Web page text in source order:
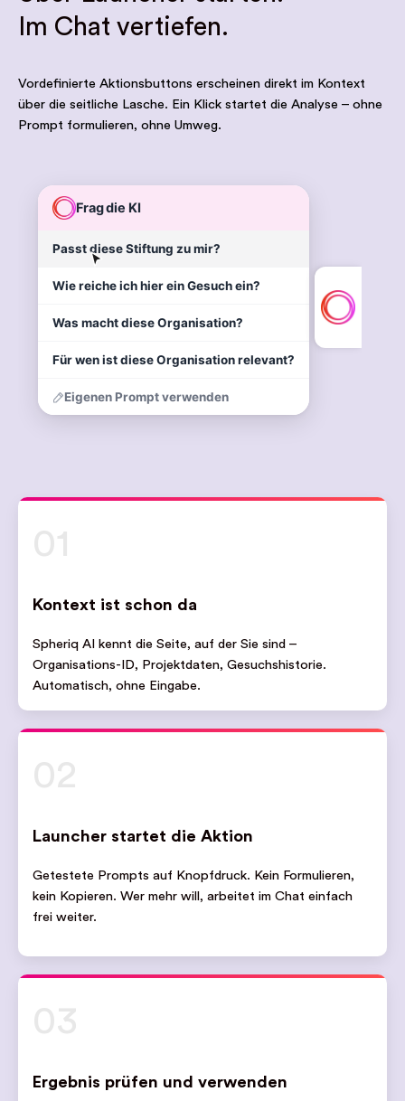
Im Chat vertiefen.
Vordefinierte Aktionsbuttons erscheinen direkt im Kontext
über die seitliche Lasche. Ein Klick startet die Analyse – ohne
Prompt formulieren, ohne Umweg.
Kontext ist schon da
Spheriq AI kennt die Seite, auf der Sie sind –
Organisations-ID, Projektdaten, Gesuchshistorie.
Automatisch, ohne Eingabe.
Launcher startet die Aktion
Getestete Prompts auf Knopfdruck. Kein Formulieren,
kein Kopieren. Wer mehr will, arbeitet im Chat einfach
frei weiter.
Ergebnis prüfen und verwenden